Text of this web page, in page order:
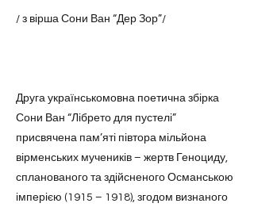
/ з вірша Сони Ван “Дер Зор”/
Друга українськомовна поетична збірка
Сони Ван “Лібрето для пустелі”
присвячена пам’яті півтора мільйона
вірменських мучеників – жертв Геноциду,
спланованого та здійсненого Османською
імперією (1915 – 1918), згодом визнаного